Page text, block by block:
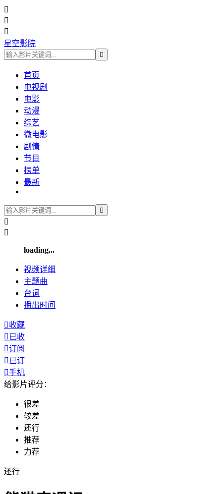



星空影院

首页
电视剧
电影
动漫
综艺
微电影
剧情
节目
榜单
最新



loading...
视频详细
主题曲
台词
播出时间
收藏
已收
订阅
已订
手机
给影片评分：
很差
较差
还行
推荐
力荐
还行